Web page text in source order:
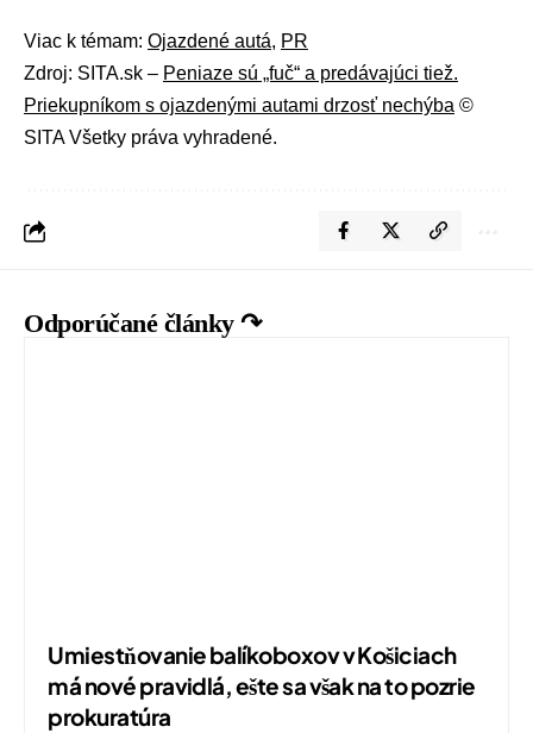
Viac k témam: Ojazdené autá, PR
Zdroj: SITA.sk – Peniaze sú „fuč“ a predávajúci tiež.
Priekupníkom s ojazdenými autami drzosť nechýba ©
SITA Všetky práva vyhradené.
Odporúčané články ↷
Umiestňovanie balíkoboxov v Košiciach
má nové pravidlá, ešte sa však na to pozrie
prokuratúra